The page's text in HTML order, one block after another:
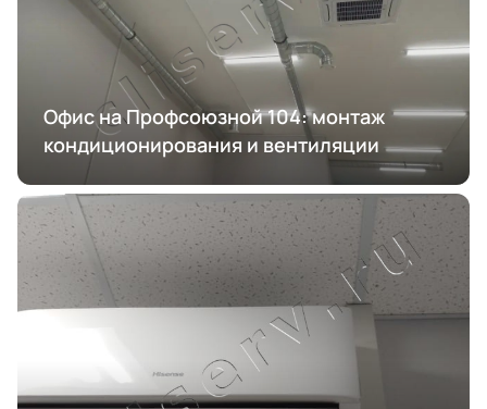
Офис на Профсоюзной 104: монтаж
кондиционирования и вентиляции